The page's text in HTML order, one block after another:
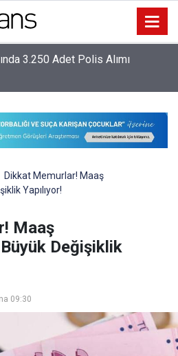
3.250 Adet Polis Alımı
Dikkat Memurlar! Maaş
Yapılıyor!
Maaş
Değişiklik
09:30